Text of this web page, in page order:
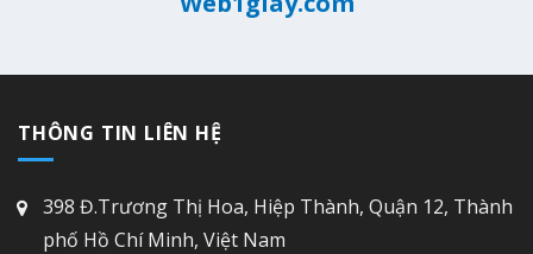
THÔNG TIN LIÊN HỆ
398 Đ.Trương Thị Hoa, Hiệp Thành, Quận 12, Thành
phố Hồ Chí Minh, Việt Nam